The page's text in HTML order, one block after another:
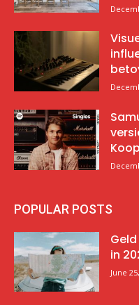
POPULAR POSTS
in
June